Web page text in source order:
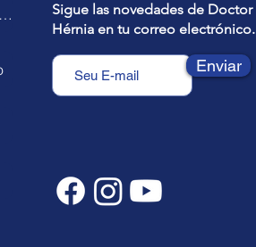
Protocolo de Hérnia de Disco
Sigue las novedades de Doctor
Hérnia en tu correo electrónico.
Enviar